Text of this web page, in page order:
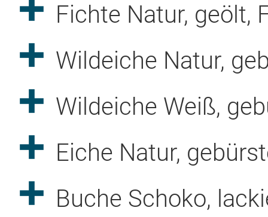
Fichte Natur, geölt,
Wildeiche Natur,
Wildeiche Weiß,
Eiche Natur,
Buche Schoko,